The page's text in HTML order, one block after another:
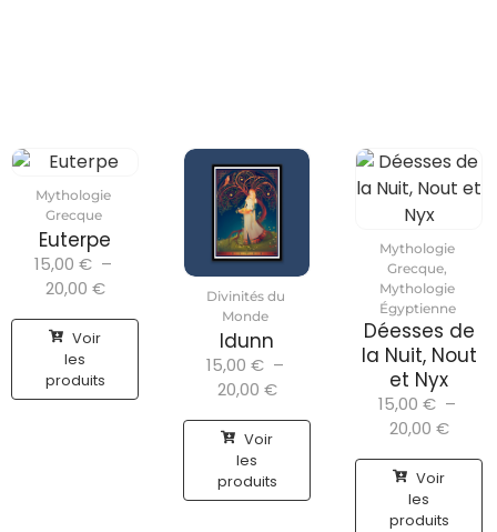
Mythologie
Grecque
Euterpe
15,00 € –
20,00 €
Voir
les
produits
Divinités du
Monde
Idunn
15,00 € –
20,00 €
Voir
les
produits
Mythologie
Grecque,
Mythologie
Égyptienne
Déesses de
la Nuit, Nout
et Nyx
15,00 € –
20,00 €
Voir
les
produits